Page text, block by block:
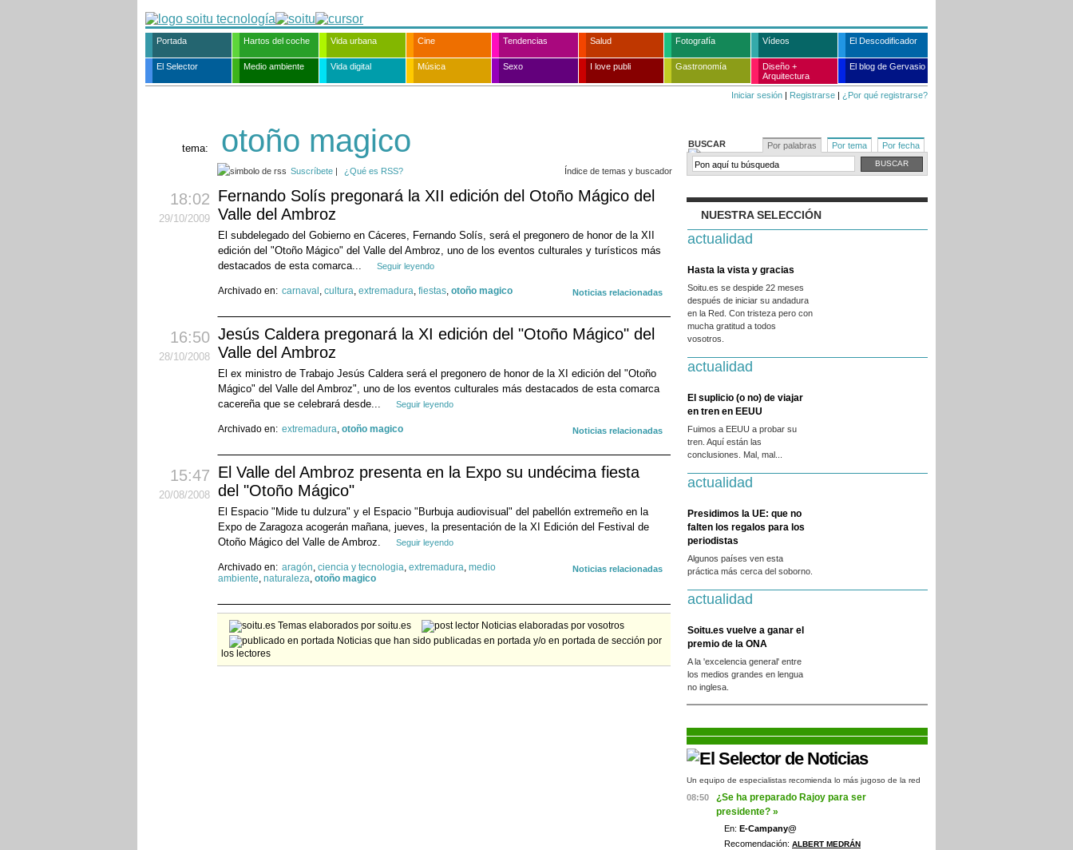
Portada Hartos del coche Vida urbana Cine Tendencias Salud Fotografía Vídeos El Descodificador
El Selector Medio ambiente Vida digital Música Sexo I love publi Gastronomía
Diseño +
Arquitectura
El blog de Gervasio
Iniciar sesión | Registrarse | ¿Por qué registrarse?
BUSCAR Por palabras Por tema Por fecha
NUESTRA SELECCIÓN
actualidad
Hasta la vista y gracias
Soitu.es se despide 22 meses
después de iniciar su andadura
en la Red. Con tristeza pero con
mucha gratitud a todos
vosotros.
actualidad
El suplicio (o no) de viajar
en tren en EEUU
Fuimos a EEUU a probar su
tren. Aquí están las
conclusiones. Mal, mal...
actualidad
Presidimos la UE: que no
falten los regalos para los
periodistas
Algunos países ven esta
práctica más cerca del soborno.
actualidad
Soitu.es vuelve a ganar el
premio de la ONA
A la 'excelencia general' entre
los medios grandes en lengua
no inglesa.
Un equipo de especialistas recomienda lo más jugoso de la red
08:50
¿Se ha preparado Rajoy para ser
presidente? »
En: E-Campany@
Recomendación: ALBERT MEDRÁN
tema: otoño magico
Suscríbete ¿Qué es RSS? Índice de temas y buscador
18:02
29/10/2009
Fernando Solís pregonará la XII edición del Otoño Mágico del
Valle del Ambroz
El subdelegado del Gobierno en Cáceres, Fernando Solís, será el pregonero de honor de la XII
edición del "Otoño Mágico" del Valle del Ambroz, uno de los eventos culturales y turísticos más
destacados de esta comarca...
Seguir leyendo
Noticias relacionadas
Archivado en: carnaval , cultura, extremadura, fiestas, otoño magico
16:50
28/10/2008
Jesús Caldera pregonará la XI edición del "Otoño Mágico" del
Valle del Ambroz
El ex ministro de Trabajo Jesús Caldera será el pregonero de honor de la XI edición del "Otoño
Mágico" del Valle del Ambroz", uno de los eventos culturales más destacados de esta comarca
cacereña que se celebrará desde...
Seguir leyendo
Noticias relacionadas
Archivado en: extremadura, otoño magico
15:47
20/08/2008
El Valle del Ambroz presenta en la Expo su undécima fiesta
del "Otoño Mágico"
El Espacio "Mide tu dulzura" y el Espacio "Burbuja audiovisual" del pabellón extremeño en la
Expo de Zaragoza acogerán mañana, jueves, la presentación de la XI Edición del Festival de
Otoño Mágico del Valle de Ambroz.
Seguir leyendo
Noticias relacionadas
Archivado en: aragón, ciencia y tecnologia, extremadura, medio
ambiente, naturaleza, otoño magico
Temas elaborados por soitu.es
Noticias elaboradas por vosotros
Noticias que han sido publicadas en portada y/o en portada de sección por
los lectores